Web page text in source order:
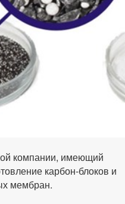
компании, имеющий
карбон-блоков и
мембран.